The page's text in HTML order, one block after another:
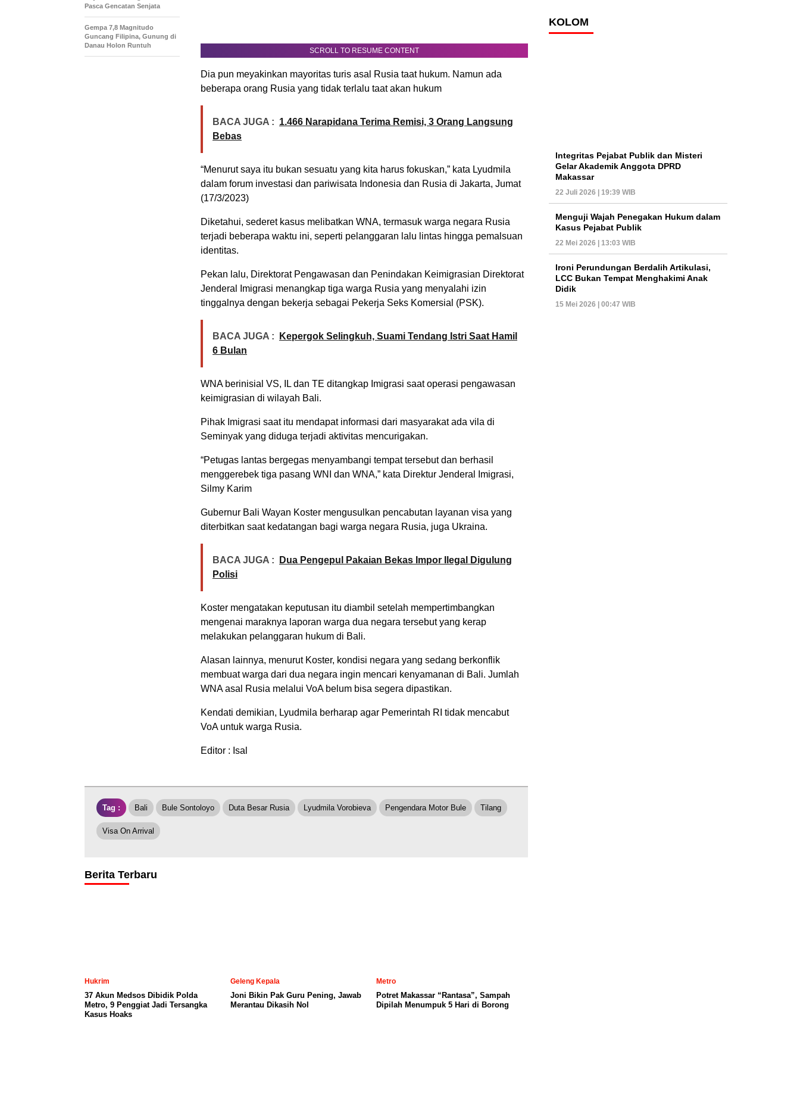
SCROLL TO RESUME CONTENT
Dia pun meyakinkan mayoritas turis asal Rusia taat hukum. Namun ada
beberapa orang Rusia yang tidak terlalu taat akan hukum
BACA JUGA : 1.466 Narapidana Terima Remisi, 3 Orang Langsung
Bebas
“Menurut saya itu bukan sesuatu yang kita harus fokuskan,” kata Lyudmila
dalam forum investasi dan pariwisata Indonesia dan Rusia di Jakarta, Jumat
(17/3/2023)
Diketahui, sederet kasus melibatkan WNA, termasuk warga negara Rusia
terjadi beberapa waktu ini, seperti pelanggaran lalu lintas hingga pemalsuan
identitas.
Pekan lalu, Direktorat Pengawasan dan Penindakan Keimigrasian Direktorat
Jenderal Imigrasi menangkap tiga warga Rusia yang menyalahi izin
tinggalnya dengan bekerja sebagai Pekerja Seks Komersial (PSK).
BACA JUGA :
Kepergok Selingkuh, Suami Tendang Istri Saat Hamil
6 Bulan
WNA berinisial VS, IL dan TE ditangkap Imigrasi saat operasi pengawasan
keimigrasian di wilayah Bali.
Pihak Imigrasi saat itu mendapat informasi dari masyarakat ada vila di
Seminyak yang diduga terjadi aktivitas mencurigakan.
“Petugas lantas bergegas menyambangi tempat tersebut dan berhasil
menggerebek tiga pasang WNI dan WNA,” kata Direktur Jenderal Imigrasi,
Silmy Karim
Gubernur Bali Wayan Koster mengusulkan pencabutan layanan visa yang
diterbitkan saat kedatangan bagi warga negara Rusia, juga Ukraina.
BACA JUGA :
Dua Pengepul Pakaian Bekas Impor Ilegal Digulung
Polisi
Koster mengatakan keputusan itu diambil setelah mempertimbangkan
mengenai maraknya laporan warga dua negara tersebut yang kerap
melakukan pelanggaran hukum di Bali.
Alasan lainnya, menurut Koster, kondisi negara yang sedang berkonflik
membuat warga dari dua negara ingin mencari kenyamanan di Bali. Jumlah
WNA asal Rusia melalui VoA belum bisa segera dipastikan.
Kendati demikian, Lyudmila berharap agar Pemerintah RI tidak mencabut
VoA untuk warga Rusia.
Editor : Isal
Pasca Gencatan Senjata
Gempa 7,8 Magnitudo
Guncang Filipina, Gunung di
Danau Holon Runtuh
Tag : Bali Bule Sontoloyo Duta Besar Rusia Lyudmila Vorobieva Pengendara Motor Bule Tilang
Visa On Arrival
Berita Terbaru
Hukrim
37 Akun Medsos Dibidik Polda
Metro, 9 Penggiat Jadi Tersangka
Kasus Hoaks
Geleng Kepala
Joni Bikin Pak Guru Pening, Jawab
Merantau Dikasih Nol
Metro
Potret Makassar “Rantasa”, Sampah
Dipilah Menumpuk 5 Hari di Borong
KOLOM
Integritas Pejabat Publik dan Misteri
Gelar Akademik Anggota DPRD
Makassar
22 Juli 2026 | 19:39 WIB
Menguji Wajah Penegakan Hukum dalam
Kasus Pejabat Publik
22 Mei 2026 | 13:03 WIB
Ironi Perundungan Berdalih Artikulasi,
LCC Bukan Tempat Menghakimi Anak
Didik
15 Mei 2026 | 00:47 WIB